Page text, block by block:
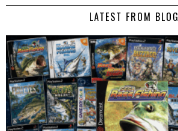
LATEST FROM BLOG